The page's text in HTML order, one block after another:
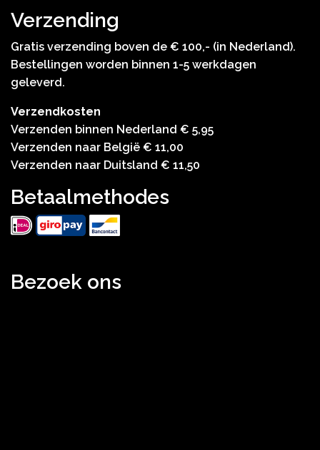
Verzending
Gratis verzending boven de € 100,- (in Nederland).
Bestellingen worden binnen 1-5 werkdagen
geleverd.
Verzendkosten
Verzenden binnen Nederland € 5,95
Verzenden naar België € 11,00
Verzenden naar Duitsland € 11,50
Betaalmethodes
Bezoek ons